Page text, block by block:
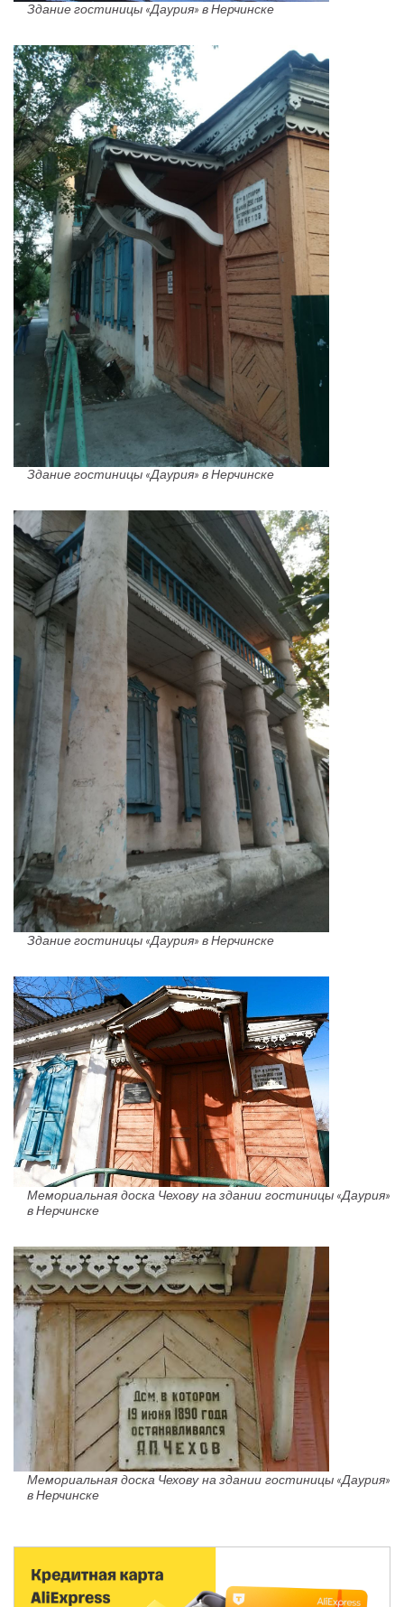
Здание гостиницы «Даурия» в Нерчинске
Здание гостиницы «Даурия» в Нерчинске
Здание гостиницы «Даурия» в Нерчинске
Мемориальная доска Чехову на здании гостиницы «Даурия»
в Нерчинске
Мемориальная доска Чехову на здании гостиницы «Даурия»
в Нерчинске